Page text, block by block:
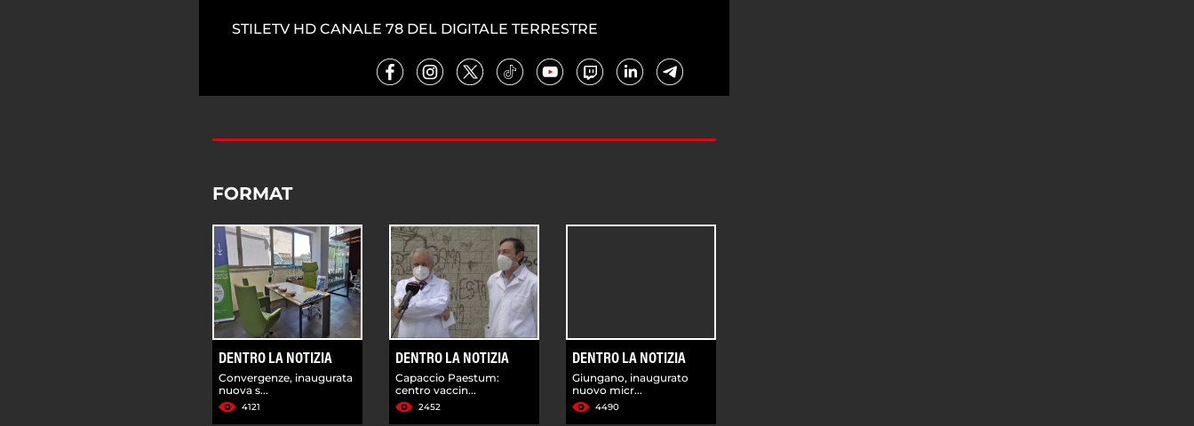
STILETV HD CANALE 78 DEL DIGITALE TERRESTRE
FORMAT
DENTRO LA NOTIZIA
Convergenze, inaugurata
nuova s...
4121
DENTRO LA NOTIZIA
Capaccio Paestum:
centro vaccin...
2452
DENTRO LA NOTIZIA
Giungano, inaugurato
nuovo micr...
4490